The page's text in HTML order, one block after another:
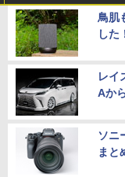
鳥肌
した
レイ
Aか
ソニ
まと